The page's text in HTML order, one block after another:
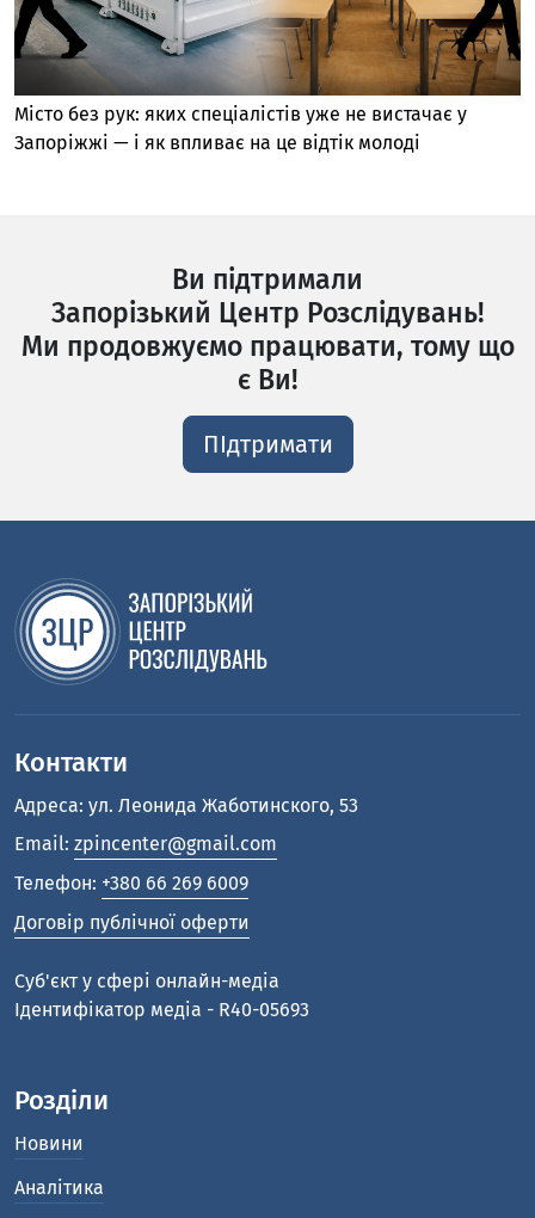
Місто без рук: яких спеціалістів уже не вистачає у
Запоріжжі — і як впливає на це відтік молоді
Ви підтримали
Запорізький Центр Розслідувань!
Ми продовжуємо працювати, тому що
є Ви!
ПІдтримати
Контакти
Адреса: ул. Леонида Жаботинского, 53
Email: zpincenter@gmail.com
Телефон: +380 66 269 6009
Договір публічної оферти
Cуб'єкт у сфері онлайн-медіа
Ідентифікатор медіа - R40-05693
Розділи
Новини
Аналітика